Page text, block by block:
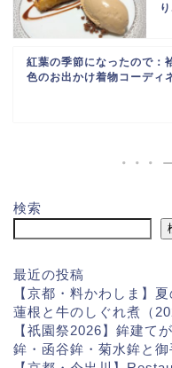
紅葉の季節になったので：
色のお出かけ着物コーディ
検索
最近の投稿
【京都・料かわしま】
蓮根と牛のしぐれ煮（
【祇園祭2026】鉾建て
鉾・函谷鉾・菊水鉾と御